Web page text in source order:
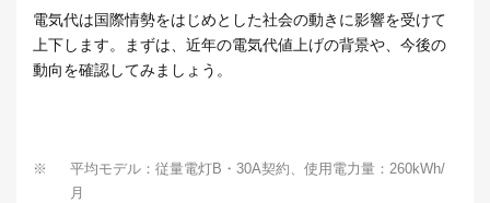
電気代は国際情勢をはじめとした社会の動きに影響を受けて
上下します。まずは、近年の電気代値上げの背景や、今後の
動向を確認してみましょう。
※
平均モデル：従量電灯B・30A契約、使用電力量：260kWh/
月